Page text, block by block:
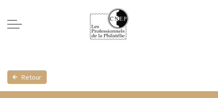
Retour